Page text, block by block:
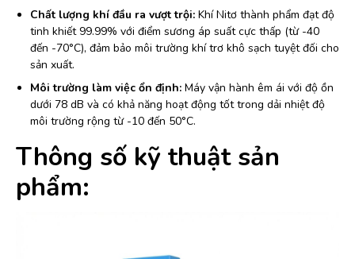
Chất lượng khí đầu ra vượt trội: Khí Nitơ thành phẩm đạt độ
tinh khiết 99.99% với điểm sương áp suất cực thấp (từ -40
đến -70°C), đảm bảo môi trường khí trơ khô sạch tuyệt đối cho
sản xuất.
Môi trường làm việc ổn định: Máy vận hành êm ái với độ ồn
dưới 78 dB và có khả năng hoạt động tốt trong dải nhiệt độ
môi trường rộng từ -10 đến 50°C.
Thông số kỹ thuật sản
phẩm: